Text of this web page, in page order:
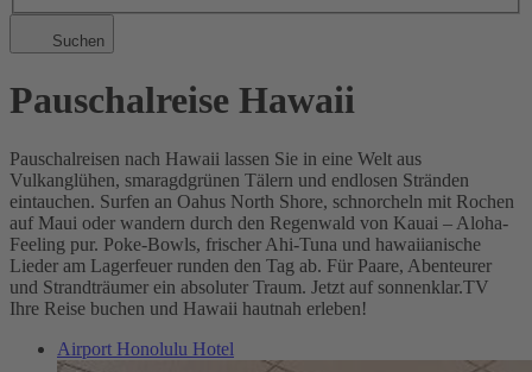
Suchen
Pauschalreise Hawaii
Pauschalreisen nach Hawaii lassen Sie in eine Welt aus
Vulkanglühen, smaragdgrünen Tälern und endlosen Stränden
eintauchen. Surfen an Oahus North Shore, schnorcheln mit Rochen
auf Maui oder wandern durch den Regenwald von Kauai – Aloha-
Feeling pur. Poke-Bowls, frischer Ahi-Tuna und hawaiianische
Lieder am Lagerfeuer runden den Tag ab. Für Paare, Abenteurer
und Strandträumer ein absoluter Traum. Jetzt auf sonnenklar.TV
Ihre Reise buchen und Hawaii hautnah erleben!
Airport Honolulu Hotel